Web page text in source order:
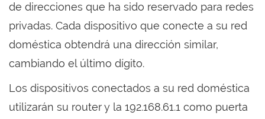
de direcciones que ha sido reservado para redes
privadas. Cada dispositivo que conecte a su red
doméstica obtendrá una dirección similar,
cambiando el último dígito.
Los dispositivos conectados a su red doméstica
utilizarán su router y la 192.168.61.1 como puerta